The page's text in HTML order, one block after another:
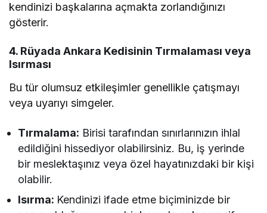
kendinizi başkalarına açmakta zorlandığınızı
gösterir.
4. Rüyada Ankara Kedisinin Tırmalaması veya
Isırması
Bu tür olumsuz etkileşimler genellikle çatışmayı
veya uyarıyı simgeler.
Tırmalama: Birisi tarafından sınırlarınızın ihlal
edildiğini hissediyor olabilirsiniz. Bu, iş yerinde
bir meslektaşınız veya özel hayatınızdaki bir kişi
olabilir.
Isırma: Kendinizi ifade etme biçiminizde bir